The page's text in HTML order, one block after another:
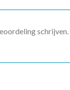
schrijven.